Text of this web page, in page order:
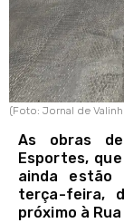
(Foto: Jornal de
As obras
Esportes,
ainda estão
terça-feira,
próximo à